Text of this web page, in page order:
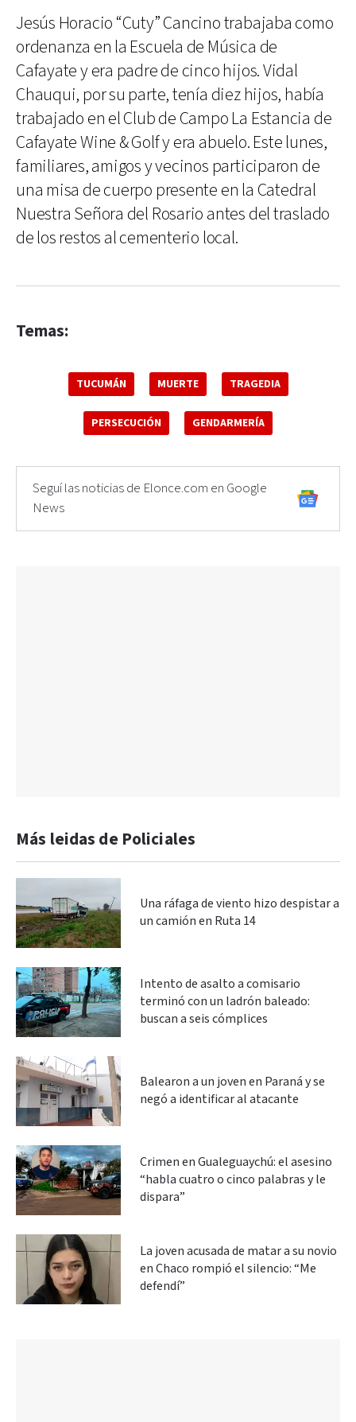
Jesús Horacio “Cuty” Cancino trabajaba como
ordenanza en la Escuela de Música de
Cafayate y era padre de cinco hijos. Vidal
Chauqui, por su parte, tenía diez hijos, había
trabajado en el Club de Campo La Estancia de
Cafayate Wine & Golf y era abuelo. Este lunes,
familiares, amigos y vecinos participaron de
una misa de cuerpo presente en la Catedral
Nuestra Señora del Rosario antes del traslado
de los restos al cementerio local.
Temas:
TUCUMÁN MUERTE TRAGEDIA
PERSECUCIÓN GENDARMERÍA
Seguí las noticias de Elonce.com en Google
News
Más leidas de Policiales
Una ráfaga de viento hizo despistar a
un camión en Ruta 14
Intento de asalto a comisario
terminó con un ladrón baleado:
buscan a seis cómplices
Balearon a un joven en Paraná y se
negó a identificar al atacante
Crimen en Gualeguaychú: el asesino
“habla cuatro o cinco palabras y le
dispara”
La joven acusada de matar a su novio
en Chaco rompió el silencio: “Me
defendí”